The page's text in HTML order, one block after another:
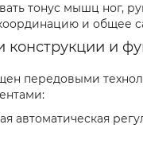
тонус мышц ног,
и общее
конструкции и
передовыми
автоматическая